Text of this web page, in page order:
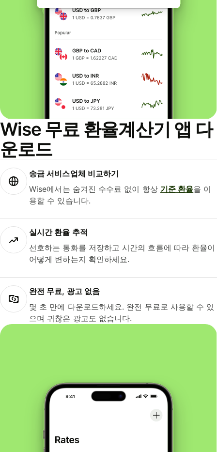
Wise 무료 환율계산기 앱 다
운로드
송금 서비스업체 비교하기
Wise에서는 숨겨진 수수료 없이 항상 기준 환율을 이
용할 수 있습니다.
실시간 환율 추적
선호하는 통화를 저장하고 시간의 흐름에 따라 환율이
어떻게 변하는지 확인하세요.
완전 무료, 광고 없음
몇 초 만에 다운로드하세요. 완전 무료로 사용할 수 있
으며 귀찮은 광고도 없습니다.